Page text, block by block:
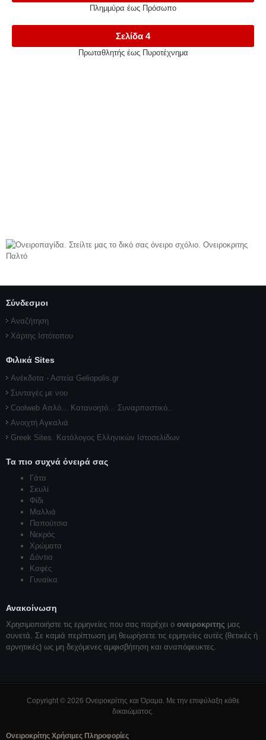
Πλημμύρα έως Πρόσωπο
Σελίδα 4
Πρωταθλητής έως Πυροτέχνημα
Σύνδεσμοι
Αναζήτηση
Χάρτης Ιστότοπου
Φιλικά Sites
Ανέκδοτα - Αστεία Geliopolis.gr
Συνταγές με νου
Coolweb Απλό... Κατανοητό... Συναρπαστικό..
Ανοιχτή Αγκαλιά
Greek Sites. Κατάλογος Ελληνικών Ιστοσελίδων
Τα πιο συχνά όνειρά σας
Γάτα
Σκυλί
Φίδι
Μαλλιά
Παπούτσια
Νεκρός
Χρώματα
Δόντια
Καφές
Γυναίκα
Ανακοίνωση
Χρησιμοποιήστε τις ερμηνείες που σας παρέχει ο ονειροκριτης μας
συνετά. Σε καμιά περίπτωση μη θεωρήσετε τις ερμηνείες αυτές (θετικές ή
αρνητικές) ως μη δεχόμενες αμφισβήτηση και αναπόφευκτες.
Copyright © 2026 Ονειροκρίτης και Όραμα. Με την επιφύλαξη κάθε
δικαιώματος.
Ονειροκρίτης Χρήσιμες Πληροφορίες